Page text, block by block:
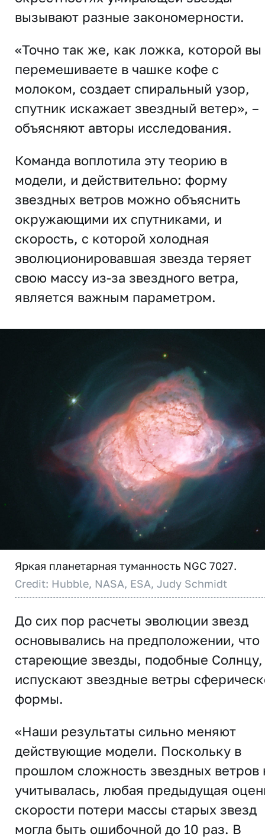
вызывают разные закономерности.
«Точно так же, как ложка, которой вы
перемешиваете в чашке кофе с
молоком, создает спиральный узор,
спутник искажает звездный ветер», –
объясняют авторы исследования.
Команда воплотила эту теорию в
модели, и действительно: форму
звездных ветров можно объяснить
окружающими их спутниками, и
скорость, с которой холодная
эволюционировавшая звезда теряет
свою массу из-за звездного ветра,
является важным параметром.
Яркая планетарная туманность NGC 7027.
Credit: Hubble, NASA, ESA, Judy Schmidt
До сих пор расчеты эволюции звезд
основывались на предположении, что
стареющие звезды, подобные Солнцу,
испускают звездные ветры
формы.
«Наши результаты сильно меняют
действующие модели. Поскольку в
прошлом сложность звездных ветров
учитывалась, любая предыдущая
скорости потери массы старых звезд
могла быть ошибочной до 10 раз. В